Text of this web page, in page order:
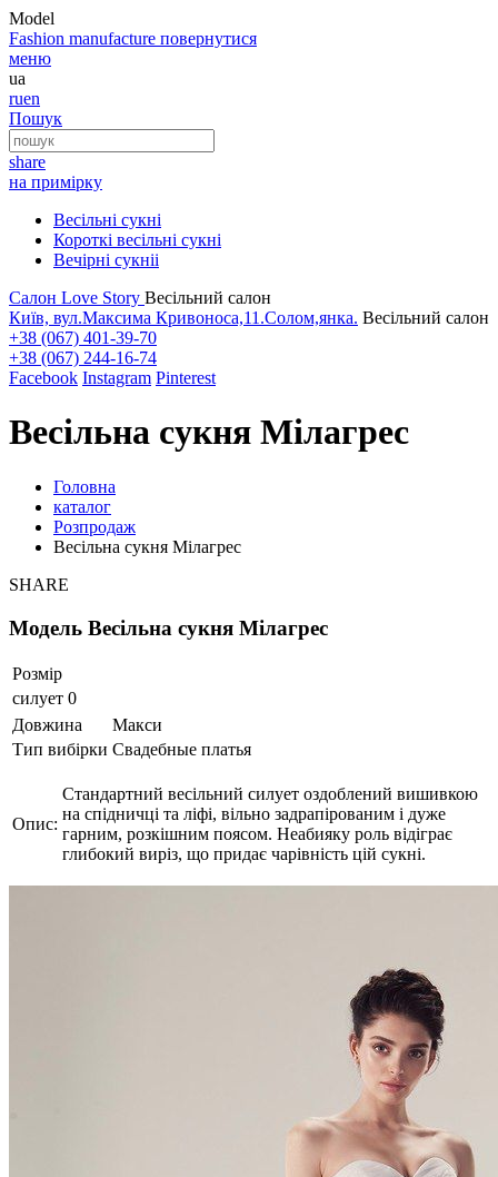
Model
Fashion manufacture повернутися
меню
ua
ruen
Пошук
share
на примірку
Весільні сукні
Короткі весільні сукні
Вечірні сукніі
Салон Love Story Весільний салон
Київ, вул.Максима Кривоноса,11.Солом,янка. Весільний салон
+38 (067) 401-39-70
+38 (067) 244-16-74
Facebook Instagram Pinterest
Весільна сукня Мілагрес
Головна
каталог
Розпродаж
Весільна сукня Мілагрес
SHARE
Модель Весільна сукня Мілагрес
Розмір
силует 0
Довжина
Макси
Тип вибірки Cвадебные платья
Опис:
Стандартний весільний силует оздоблений вишивкою
на спідничці та ліфі, вільно задрапірованим і дуже
гарним, розкішним поясом. Неабияку роль відіграє
глибокий виріз, що придає чарівність цій сукні.